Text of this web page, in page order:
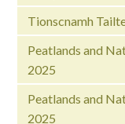
Tionscnamh
Peatlands and
2025
Peatlands and
2025